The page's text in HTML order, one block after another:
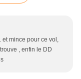
et mince pour ce vol,
, enfin le DD